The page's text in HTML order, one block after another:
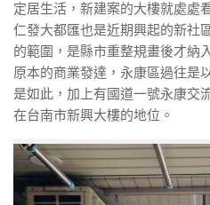
定居生活，新建案的大樓就處處
仁發大都匯也是近期興起的新社
的範圍，是縣市重整規畫後才納
原本的商業發達，永康區過往是
是如此，加上有國道一號永康交
在台南市新興大樓的地位。